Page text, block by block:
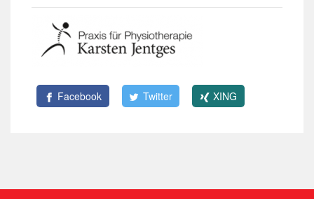
Facebook Twitter XING